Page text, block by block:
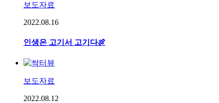
보도자료
2022.08.16
인생은 고기서 고기다🍖
보도자료
2022.08.12